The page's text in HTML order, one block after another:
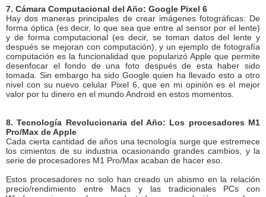
7. Cámara Computacional del Año: Google Pixel 6
Hay dos maneras principales de crear imágenes fotográficas: De
forma óptica (es decir, lo que sea que entre al sensor por el lente)
y de forma computacional (es decir, se toman datos del lente y
después se mejoran con computación), y un ejemplo de fotografía
computación es la funcionalidad que popularizó Apple que permite
desenfocar el fondo de una foto después de esta haber sido
tomada. Sin embargo ha sido Google quien ha llevado esto a otro
nivel con su nuevo celular Pixel 6, que en mi opinión es el mejor
valor por tu dinero en el mundo Android en estos momentos.
8. Tecnología Revolucionaria del Año: Los procesadores M1
Pro/Max de Apple
Cada cierta cantidad de años una tecnología surge que estremece
los cimientos de su industria ocasionando grandes cambios, y la
serie de procesadores M1 Pro/Max acaban de hacer eso.
Estos procesadores no solo han creado un abismo en la relación
precio/rendimiento entre Macs y las tradicionales PCs con